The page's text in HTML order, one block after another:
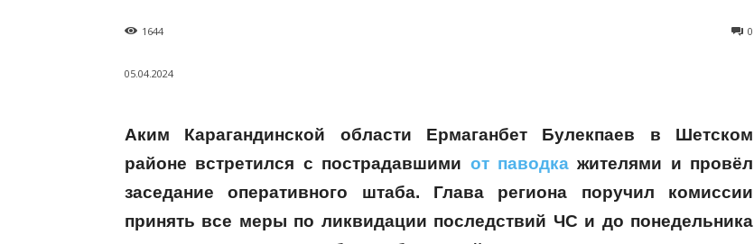
0
1644
05.04.2024
Аким Карагандинской области Ермаганбет Булекпаев в Шетском
районе встретился с пострадавшими от паводкажителями и провёл
заседание оперативного штаба. Глава региона поручил комиссии
принять все меры по ликвидации последствий ЧС и до понедельника